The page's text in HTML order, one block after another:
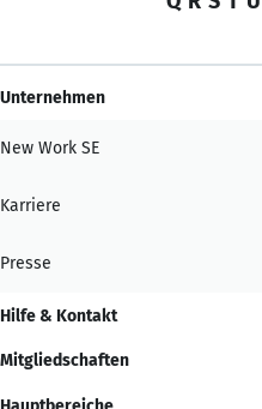
Unternehmen
New Work SE
Karriere
Presse
Hilfe & Kontakt
Mitgliedschaften